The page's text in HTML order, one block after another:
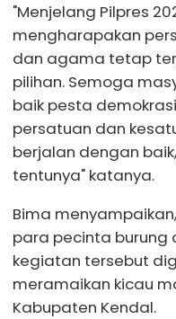
"Menjelang Pilpres
mengharapakan
dan agama tetap
pilihan. Semoga
baik pesta
persatuan dan
berjalan dengan
tentunya" katanya.
Bima
para pecinta burung
kegiatan tersebut
meramaikan kicau
Kabupaten Kendal.